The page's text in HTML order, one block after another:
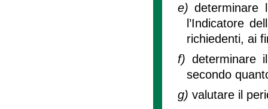
e)determinare
l’Indicatore
richiedenti, ai
f) determinare
secondo
g) valutare il